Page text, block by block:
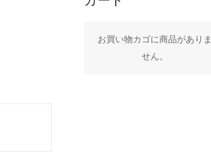
お買い物カゴに商品がありま
せん。